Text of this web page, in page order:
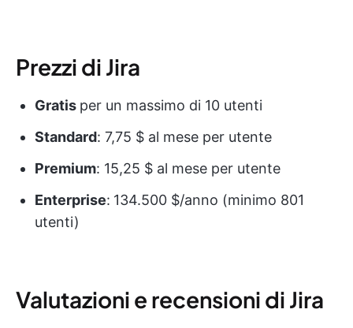
Prezzi di Jira
Gratis per un massimo di 10 utenti
Standard: 7,75 $ al mese per utente
Premium: 15,25 $ al mese per utente
Enterprise: 134.500 $/anno (minimo 801
utenti)
Valutazioni e recensioni di Jira